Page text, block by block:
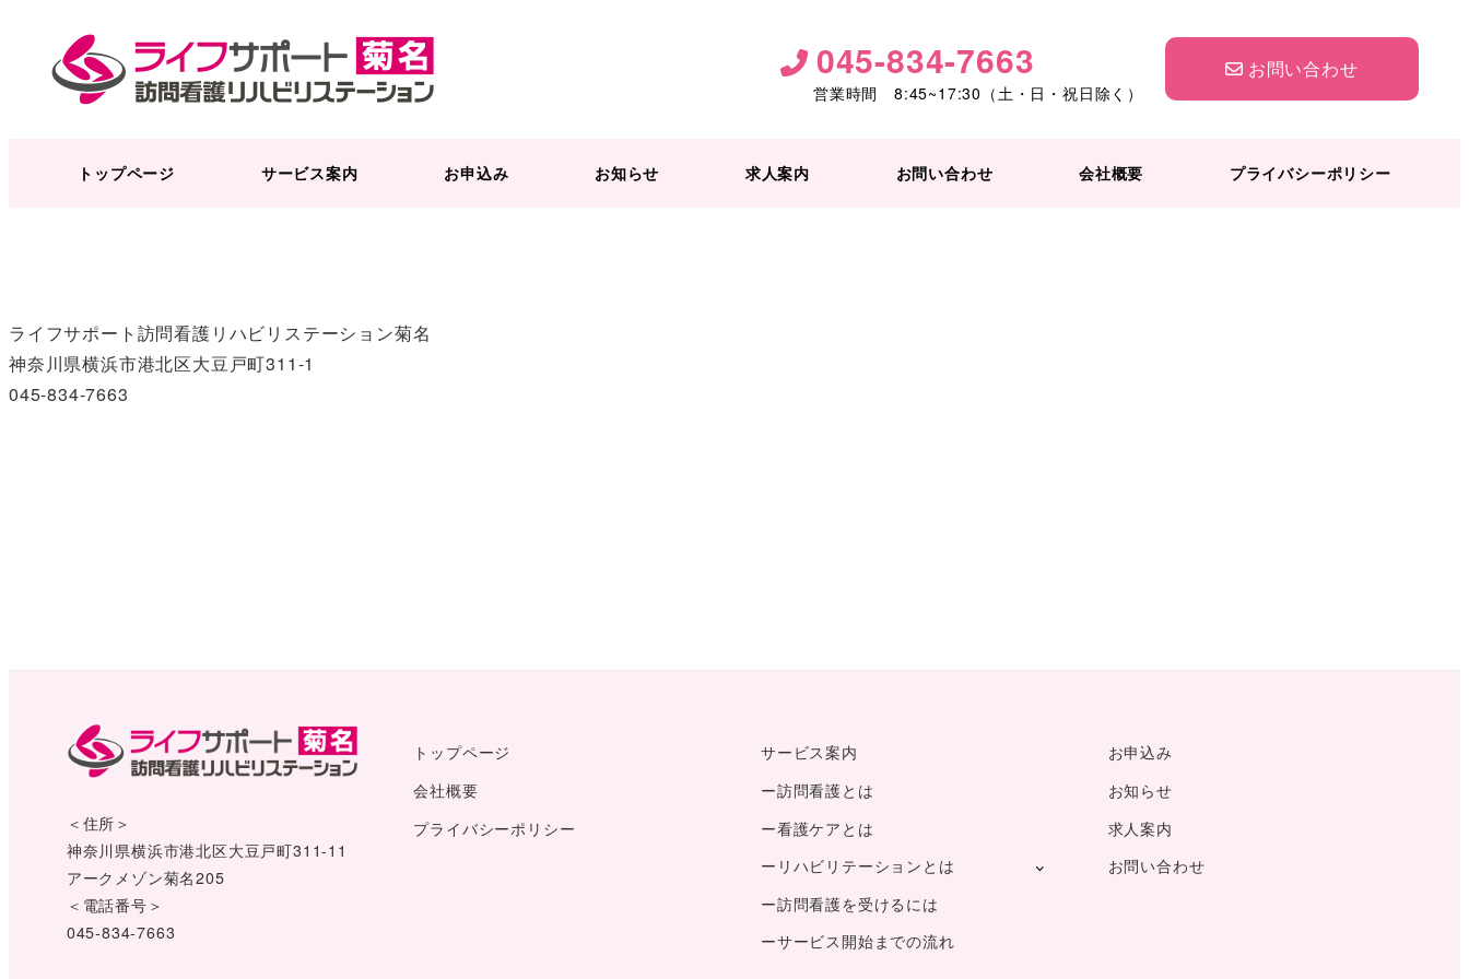
045-834-7663
営業時間 8:45~17:30（土・日・祝日除く）
お問い合わせ
トップページ サービス案内 お申込み お知らせ 求人案内 お問い合わせ 会社概要 プライバシーポリシー
6月にオープンをしてから誕生日を迎えた初のスタッフです。
ライフサポート訪問看護リハビリステーション菊名
神奈川県横浜市港北区大豆戸町311-1
045-834-7663
＜住所＞
神奈川県横浜市港北区大豆戸町311-11
アークメゾン菊名205
＜電話番号＞
045-834-7663
トップページ
会社概要
プライバシーポリシー
サービス案内
ー訪問看護とは
ー看護ケアとは
ーリハビリテーションとは
ー訪問看護を受けるには
ーサービス開始までの流れ
お申込み
お知らせ
求人案内
お問い合わせ